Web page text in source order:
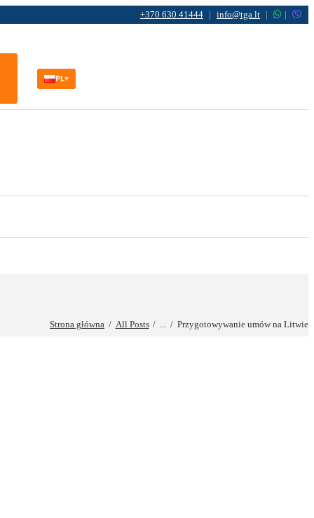
+370 630 41444 | info@tga.lt | |
PL▾
Strona główna All Posts ... Przygotowywanie umów na Litwie